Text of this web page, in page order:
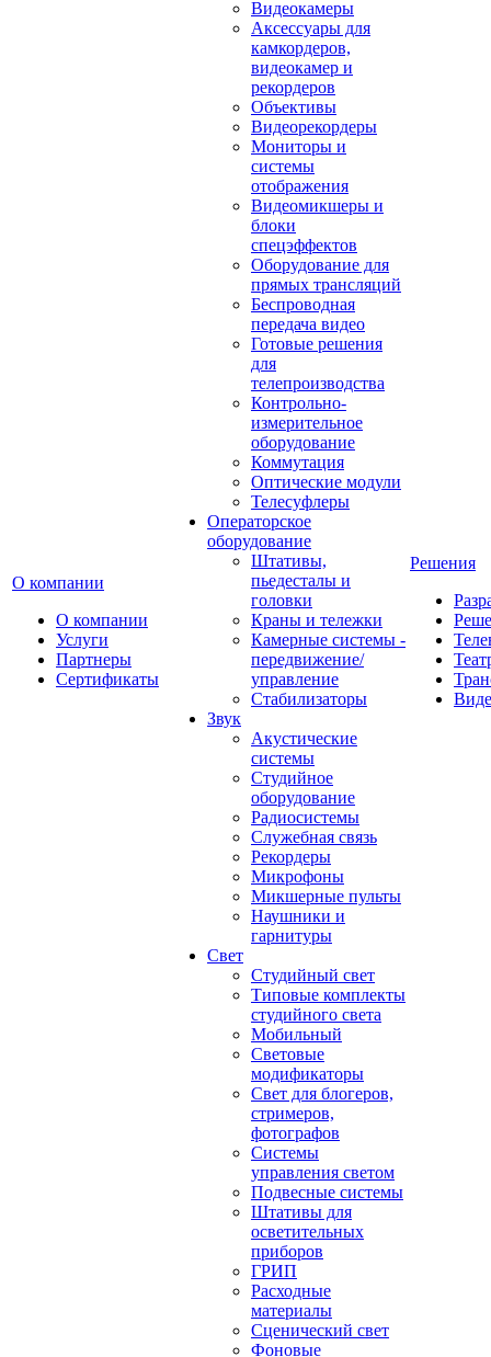
О компании
О компании
Услуги
Партнеры
Сертификаты
Видеокамеры
Аксессуары для
камкордеров,
видеокамер и
рекордеров
Объективы
Видеорекордеры
Мониторы и
системы
отображения
Видеомикшеры и
блоки
спецэффектов
Оборудование для
прямых трансляций
Беспроводная
передача видео
Готовые решения
для
телепроизводства
Контрольно-
измерительное
оборудование
Коммутация
Оптические модули
Телесуфлеры
Операторское
оборудование
Штативы,
пьедесталы и
головки
Краны и тележки
Камерные системы -
передвижение/
управление
Стабилизаторы
Звук
Акустические
системы
Студийное
оборудование
Радиосистемы
Служебная связь
Рекордеры
Микрофоны
Микшерные пульты
Наушники и
гарнитуры
Свет
Студийный свет
Типовые комплекты
студийного света
Мобильный
Световые
модификаторы
Свет для блогеров,
стримеров,
фотографов
Системы
управления светом
Подвесные системы
Штативы для
осветительных
приборов
ГРИП
Расходные
материалы
Сценический свет
Фоновые
Решения